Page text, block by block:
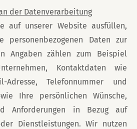
der Datenverarbeitung
auf unserer Website ausfüllen,
Daten zur
Angaben zählen zum Beispiel
Kontaktdaten wie
Adresse, Telefonnummer und
Ihre persönlichen Wünsche,
Anforderungen in Bezug auf
Dienstleistungen. Wir nutzen